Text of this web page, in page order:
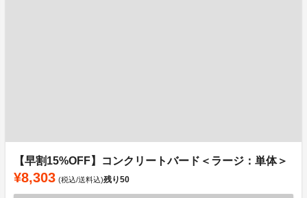
【早割15%OFF】コンクリートバード＜ラージ：単体＞
¥8,303 (税込/送料込)残り50